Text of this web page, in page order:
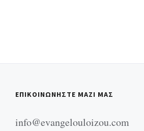
ΕΠΙΚΟΙΝΩΝΗΣΤΕ ΜΑΖΙ ΜΑΣ
info@evangelouloizou.com